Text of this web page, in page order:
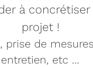
à concrétiser
projet !
prise de
entretien, etc ...